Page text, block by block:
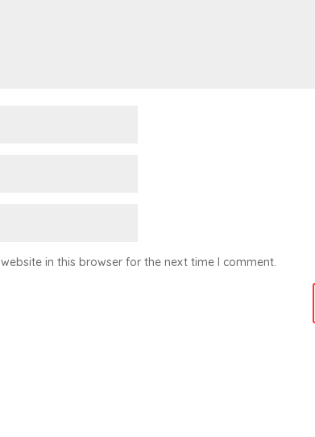
in this browser for the next time I comment.